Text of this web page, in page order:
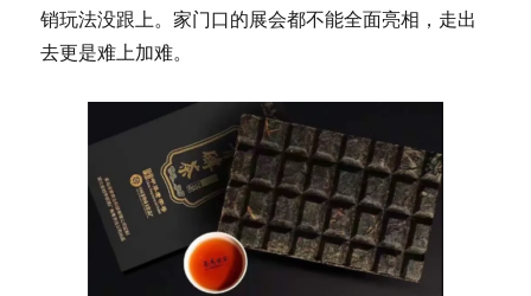
销玩法没跟上。家门口的展会都不能全面亮相，走出
去更是难上加难。